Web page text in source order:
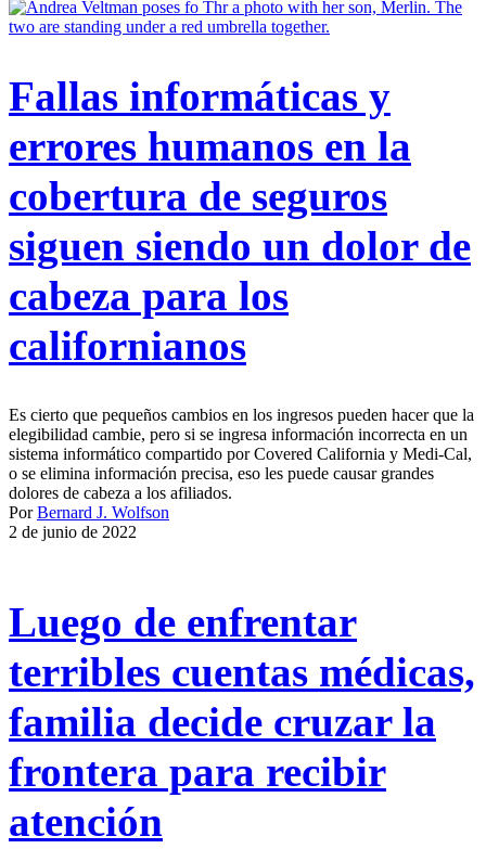
Fallas informáticas y
errores humanos en la
cobertura de seguros
siguen siendo un dolor de
cabeza para los
californianos
Es cierto que pequeños cambios en los ingresos pueden hacer que la
elegibilidad cambie, pero si se ingresa información incorrecta en un
sistema informático compartido por Covered California y Medi-Cal,
o se elimina información precisa, eso les puede causar grandes
dolores de cabeza a los afiliados.
PorBernard J. Wolfson
2 de junio de 2022
Luego de enfrentar
terribles cuentas médicas,
familia decide cruzar la
frontera para recibir
atención